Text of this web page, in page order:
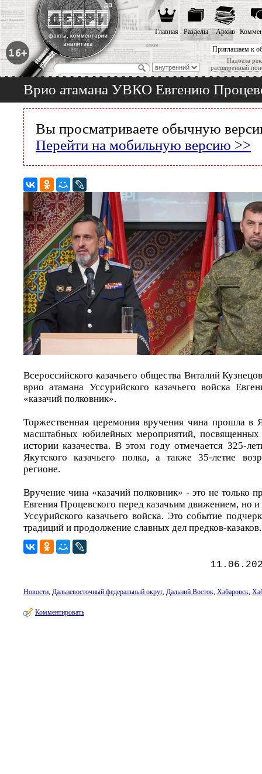
Приглашаем к
Надоела
расширенный
Главная Разделы Архив
Врио атамана УВКО Евгению
Вы просматриваете обычную
Перейти на мобильную версию >>
Всероссийского казачьего общества Виталий
врио атамана Уссурийского казачьего войска
«казачий полковник».
Торжественная церемония вручения чина прошла в
масштабных юбилейных мероприятий,
истории казачества. В этом году отмечается 325-
Якутского казачьего полка, а также 35-летие
регионе.
Вручение чина «казачий полковник» - это не только
Евгения Процевского перед казачьим движением, но
Уссурийского казачьего войска. Это событие
традиций и продолжение славных дел предков-казаков.
Новости, Дальневосточный федеральный округ, Дальний Восток, Хабаровск,
Комментировать